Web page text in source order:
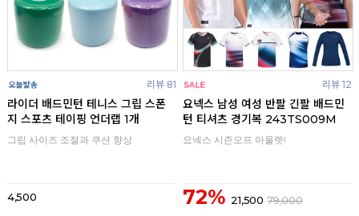
리뷰 81
라이더 배드민턴 테니스 그립 스폰
지 스포츠 테이핑 언더랩 1개
그립 사이즈 조절과 쿠션 향상
4,500
리뷰 12
요넥스 남성 여성 반팔 긴팔 배드민
턴 티셔츠 경기복 243TS009M
요넥스 시즌오프 아울렛!
72% 21,500 79,000